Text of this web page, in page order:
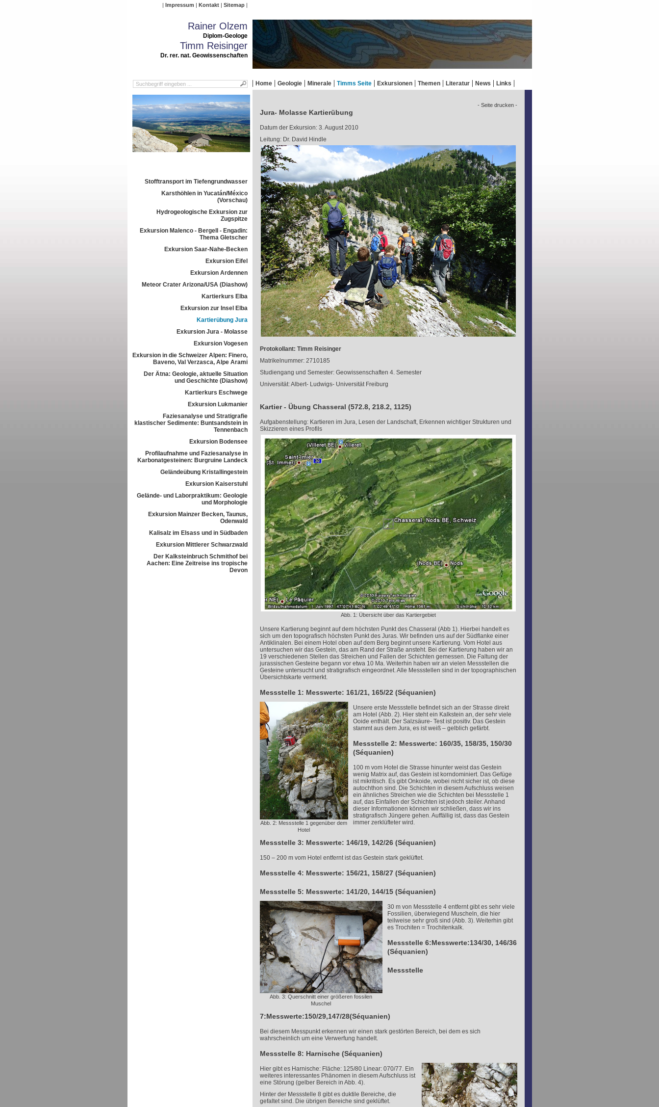
Impressum Kontakt Sitemap
Rainer Olzem
Diplom-Geologe
Timm Reisinger
Dr. rer. nat. Geowissenschaften
Home Geologie Minerale Timms Seite Exkursionen Themen Literatur News Links
Stofftransport im Tiefengrundwasser
Karsthöhlen in Yucatán/México
(Vorschau)
Hydrogeologische Exkursion zur
Zugspitze
Exkursion Malenco - Bergell - Engadin:
Thema Gletscher
Exkursion Saar-Nahe-Becken
Exkursion Eifel
Exkursion Ardennen
Meteor Crater Arizona/USA (Diashow)
Kartierkurs Elba
Exkursion zur Insel Elba
Kartierübung Jura
Exkursion Jura - Molasse
Exkursion Vogesen
Exkursion in die Schweizer Alpen: Finero,
Baveno, Val Verzasca, Alpe Arami
Der Ätna: Geologie, aktuelle Situation
und Geschichte (Diashow)
Kartierkurs Eschwege
Exkursion Lukmanier
Faziesanalyse und Stratigrafie
klastischer Sedimente: Buntsandstein in
Tennenbach
Exkursion Bodensee
Profilaufnahme und Faziesanalyse in
Karbonatgesteinen: Burgruine Landeck
Geländeübung Kristallingestein
Exkursion Kaiserstuhl
Gelände- und Laborpraktikum: Geologie
und Morphologie
Exkursion Mainzer Becken, Taunus,
Odenwald
Kalisalz im Elsass und in Südbaden
Exkursion Mittlerer Schwarzwald
Der Kalksteinbruch Schmithof bei
Aachen: Eine Zeitreise ins tropische
Devon
- Seite drucken -
Jura- Molasse Kartierübung
Datum der Exkursion: 3. August 2010
Leitung: Dr. David Hindle
Protokollant: Timm Reisinger
Matrikelnummer: 2710185
Studiengang und Semester: Geowissenschaften 4. Semester
Universität: Albert- Ludwigs- Universität Freiburg
Kartier - Übung Chasseral (572.8, 218.2, 1125)
Aufgabenstellung: Kartieren im Jura, Lesen der Landschaft, Erkennen wichtiger Strukturen und
Skizzieren eines Profils
Abb. 1: Übersicht über das Kartiergebiet
Unsere Kartierung beginnt auf dem höchsten Punkt des Chasseral (Abb 1). Hierbei handelt es
sich um den topografisch höchsten Punkt des Juras. Wir befinden uns auf der Südflanke einer
Antiklinalen. Bei einem Hotel oben auf dem Berg beginnt unsere Kartierung. Vom Hotel aus
untersuchen wir das Gestein, das am Rand der Straße ansteht. Bei der Kartierung haben wir an
19 verschiedenen Stellen das Streichen und Fallen der Schichten gemessen. Die Faltung der
jurassischen Gesteine begann vor etwa 10 Ma. Weiterhin haben wir an vielen Messstellen die
Gesteine untersucht und stratigrafisch eingeordnet. Alle Messstellen sind in der topographischen
Übersichtskarte vermerkt.
Messstelle 1: Messwerte: 161/21, 165/22 (Séquanien)
Abb. 2: Messstelle 1 gegenüber dem
Hotel
Unsere erste Messstelle befindet sich an der Strasse direkt
am Hotel (Abb. 2). Hier steht ein Kalkstein an, der sehr viele
Ooide enthält. Der Salzsäure- Test ist positiv. Das Gestein
stammt aus dem Jura, es ist weiß – gelblich gefärbt.
Messstelle 2: Messwerte: 160/35, 158/35, 150/30
(Séquanien)
100 m vom Hotel die Strasse hinunter weist das Gestein
wenig Matrix auf, das Gestein ist korndominiert. Das Gefüge
ist mikritisch. Es gibt Onkoide, wobei nicht sicher ist, ob diese
autochthon sind. Die Schichten in diesem Aufschluss weisen
ein ähnliches Streichen wie die Schichten bei Messstelle 1
auf, das Einfallen der Schichten ist jedoch steiler. Anhand
dieser Informationen können wir schließen, dass wir ins
stratigrafisch Jüngere gehen. Auffällig ist, dass das Gestein
immer zerklüfteter wird.
Messstelle 3: Messwerte: 146/19, 142/26 (Séquanien)
150 – 200 m vom Hotel entfernt ist das Gestein stark geklüftet.
Messstelle 4: Messwerte: 156/21, 158/27 (Séquanien)
Messstelle 5: Messwerte: 141/20, 144/15 (Séquanien)
Abb. 3: Querschnitt einer größeren fossilen
Muschel
30 m von Messstelle 4 entfernt gibt es sehr viele
Fossilien, überwiegend Muscheln, die hier
teilweise sehr groß sind (Abb. 3). Weiterhin gibt
es Trochiten = Trochitenkalk.
Messstelle 6:Messwerte:134/30, 146/36
(Séquanien)
Messstelle
7:Messwerte:150/29,147/28(Séquanien)
Bei diesem Messpunkt erkennen wir einen stark gestörten Bereich, bei dem es sich
wahrscheinlich um eine Verwerfung handelt.
Messstelle 8: Harnische (Séquanien)
Hier gibt es Harnische: Fläche: 125/80 Linear: 070/77. Ein
weiteres interessantes Phänomen in diesem Aufschluss ist
eine Störung (gelber Bereich in Abb. 4).
Hinter der Messstelle 8 gibt es duktile Bereiche, die
gefaltet sind. Die übrigen Bereiche sind geklüftet.